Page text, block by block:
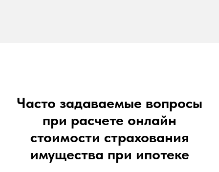
Часто задаваемые вопросы
при расчете онлайн
стоимости страхования
имущества при ипотеке